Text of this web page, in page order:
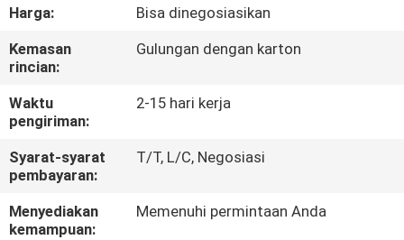
KONTROL
KUALITAS
HUBUNGI
KAMI
BERITA
Harga:
Bisa dinegosiasikan
Kemasan
rincian:
Gulungan dengan karton
Waktu
pengiriman:
2-15 hari kerja
Syarat-syarat
pembayaran:
T/T, L/C, Negosiasi
Menyediakan
kemampuan:
Memenuhi permintaan Anda